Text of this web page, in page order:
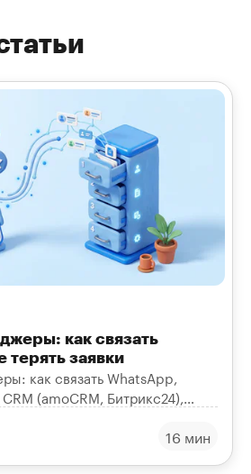
как связать
терять заявки
как связать WhatsApp,
(amoCRM, Битрикс24),
16 мин